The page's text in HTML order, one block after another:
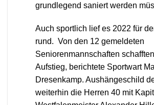
grundlegend saniert werden
Auch sportlich lief es 2022 für
rund. Von den 12 gemeldeten
Seniorenmannschaften
Aufstieg, berichtete Sportwart
Dresenkamp. Aushängeschild
weiterhin die Herren 40 mit